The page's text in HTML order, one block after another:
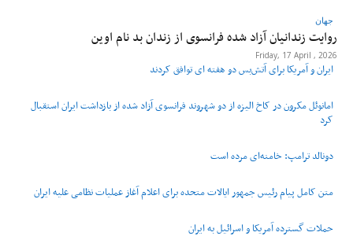
جهان
روایت زندانیان آزاد شده فرانسوی از زندان ‌بد نام اوین
Friday, 17 April , 2026
ایران و آمریکا برای آتش‌بس دو هفته‌ ای توافق کردند
امانوئل مکرون در کاخ الیزه از دو شهروند فرانسوی آزاد شده از بازداشت ایران استقبال
کرد
دونالد ترامپ: خامنه‌ای مرده است
متن کامل پیام رئیس جمهور ایالات متحده برای اعلام آغاز عملیات نظامی علیه ایران
حملات گسترده آمریکا و اسرائیل به ایران